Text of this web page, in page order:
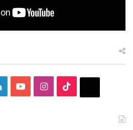
LinkedInYouTubeInstagram